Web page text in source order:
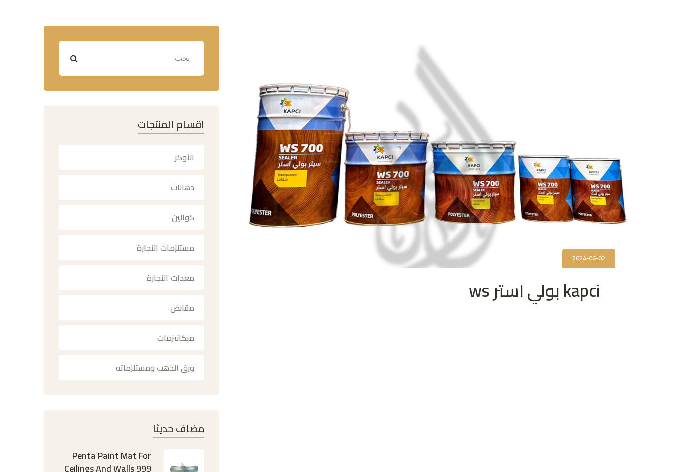
2024-06-02
kapci بولي استر ws
اقسام المنتجات
الأوكر
دهانات
كوالين
مستلزمات النجارة
معدات النجارة
مقابض
ميكانيزمات
ورق الذهب ومستلزماته
مضاف حديثا
Penta Paint Mat For